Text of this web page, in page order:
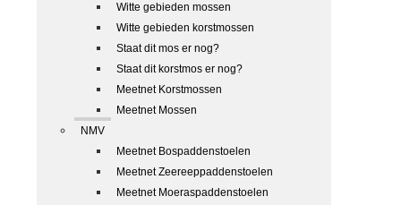
Witte gebieden mossen
Witte gebieden korstmossen
Staat dit mos er nog?
Staat dit korstmos er nog?
Meetnet Korstmossen
Meetnet Mossen
NMV
Meetnet Bospaddenstoelen
Meetnet Zeereeppaddenstoelen
Meetnet Moeraspaddenstoelen